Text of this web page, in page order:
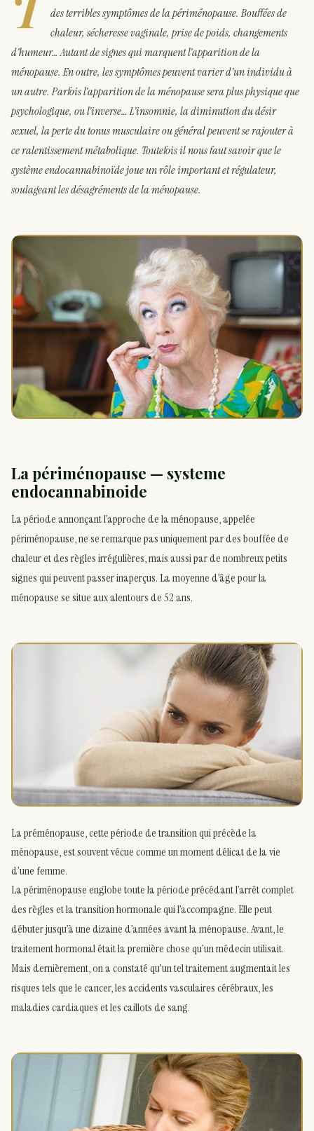
des terribles symptômes de la périménopause. Bouffées de
chaleur, sécheresse vaginale, prise de poids, changements
d’humeur… Autant de signes qui marquent l’apparition de la
ménopause. En outre, les symptômes peuvent varier d’un individu à
un autre. Parfois l’apparition de la ménopause sera plus physique que
psychologique, ou l’inverse… L’insomnie, la diminution du désir
sexuel, la perte du tonus musculaire ou général peuvent se rajouter à
ce ralentissement métabolique. Toutefois il nous faut savoir que le
système endocannabinoïde joue un rôle important et régulateur,
soulageant les désagréments de la ménopause.
La périménopause — systeme
endocannabinoide
La période annonçant l’approche de la ménopause, appelée
périménopause, ne se remarque pas uniquement par des bouffée de
chaleur et des règles irrégulières, mais aussi par de nombreux petits
signes qui peuvent passer inaperçus. La moyenne d’âge pour la
ménopause se situe aux alentours de 52 ans.
La préménopause, cette période de transition qui précède la
ménopause, est souvent vécue comme un moment délicat de la vie
d’une femme.
La périménopause englobe toute la période précédant l’arrêt complet
des règles et la transition hormonale qui l’accompagne. Elle peut
débuter jusqu’à une dizaine d’années avant la ménopause. Avant, le
traitement hormonal était la première chose qu’un médecin utilisait.
Mais dernièrement, on a constaté qu’un tel traitement augmentait les
risques tels que le cancer, les accidents vasculaires cérébraux, les
maladies cardiaques et les caillots de sang.